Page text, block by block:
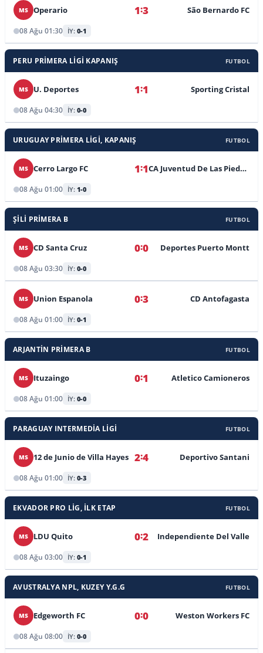
Avustralya NPL, Güney
Avustralya NPL, Başkent Böl.
Avustralya NPL, Tazmanya
Avustralya NPL Kdn. Victoria
Avustralya NPL 2, Victoria
Avustralya Victoria NPL 3
Avustralya Eyalet Ligi 1 Güney
Avustralya NSW NPL 1 Kdn.
Avustralya U20 NSW NPL 1
Avustralya U23 NPL Queensland
Avustralya NSW Lig 2
Avustralya Dockerty Kupası
Avustralya U23 NPL Victoria
Avustralya U23 Victoria PL1
Avustralya Güney Eyalet ligi 2
Avustralya Güney Eyalet Ligi 2
Brezilya Serie B
Ekvador Pro Lig, İlk Etap
Japonya Bölgesel Futbol Ligi
Kanada Premier Lig
Kolombiya Primera B, Kapanış
Kosta Rika Primera Lig, Açılış
Meksika Expansion MX Açılış
Meksika Liga MX, Kdn, Açılış
Panama Ligi Açılış
Paraguay Intermedia Ligi
Paraguay Primera Ligi, Açılış
MS Operario 1:3 São Bernardo FC
08 Ağu 01:30 İY: 0-1
PERU PRIMERA LIGI KAPANIŞ FUTBOL
MS U. Deportes 1:1 Sporting Cristal
08 Ağu 04:30 İY: 0-0
URUGUAY PRIMERA LIGI, KAPANIŞ FUTBOL
MS Cerro Largo FC 1:1 CA Juventud De Las Piedras
08 Ağu 01:00 İY: 1-0
ŞILI PRIMERA B FUTBOL
MS CD Santa Cruz 0:0 Deportes Puerto Montt
08 Ağu 03:30 İY: 0-0
MS Union Espanola 0:3 CD Antofagasta
08 Ağu 01:00 İY: 0-1
ARJANTIN PRIMERA B FUTBOL
MS Ituzaingo 0:1 Atletico Camioneros
08 Ağu 01:00 İY: 0-0
PARAGUAY INTERMEDIA LIGI FUTBOL
MS 12 de Junio de Villa Hayes 2:4 Deportivo Santani
08 Ağu 01:00 İY: 0-3
EKVADOR PRO LIG, İLK ETAP FUTBOL
MS LDU Quito 0:2 Independiente Del Valle
08 Ağu 03:00 İY: 0-1
AVUSTRALYA NPL, KUZEY Y.G.G FUTBOL
MS Edgeworth FC 0:0 Weston Workers FC
08 Ağu 08:00 İY: 0-0